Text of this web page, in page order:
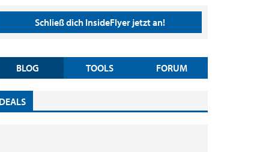
Schließ dich InsideFlyer jetzt an!
BLOG TOOLS FORUM
DEALS